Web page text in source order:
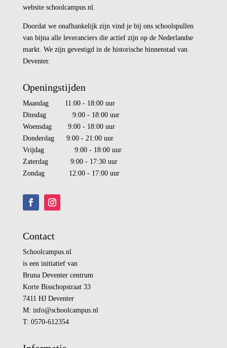
website schoolcampus.nl.
Doordat we onafhankelijk zijn vind je bij ons schoolspullen
van bijna alle leveranciers die actief zijn op de Nederlandse
markt. We zijn gevestigd in de historische binnenstad van
Deventer.
Openingstijden
Maandag 11:00 - 18:00 uur
Dinsdag 9:00 - 18:00 uur
Woensdag 9:00 - 18:00 uur
Donderdag 9:00 - 21:00 uur
Vrijdag 9:00 - 18:00 uur
Zaterdag 9:00 - 17:30 uur
Zondag 12:00 - 17:00 uur
Contact
Schoolcampus.nl
is een initiatief van
Bruna Deventer centrum
Korte Bisschopstraat 33
7411 HJ Deventer
M: info@schoolcampus.nl
T: 0570-612354